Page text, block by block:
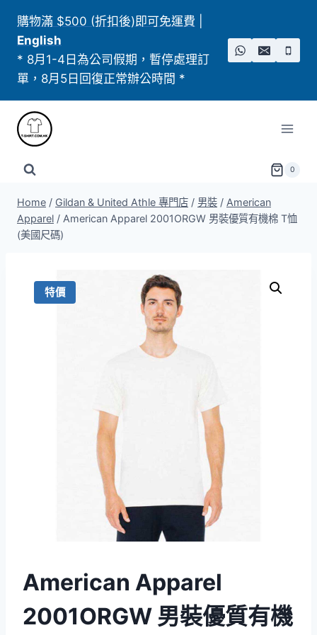
content
購物滿 $500 (折扣後)即可免運費
English
* 8月1-4日為公司假期，暫停處理訂
單，8月5日回復正常辦公時間 *
0
Home / Gildan & United Athle 專門店 / 男裝 / American
Apparel / American Apparel 2001ORGW 男裝優質有機棉 T恤
(美國尺碼)
特價
American Apparel
2001ORGW 男裝優質有機